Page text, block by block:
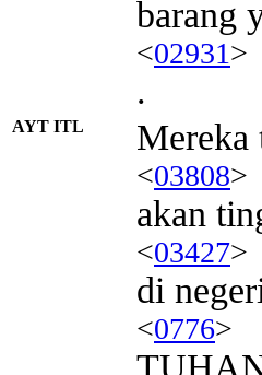
barang
<02931>
.
AYT ITL Mereka
<03808>
akan
<03427>
di
<0776>